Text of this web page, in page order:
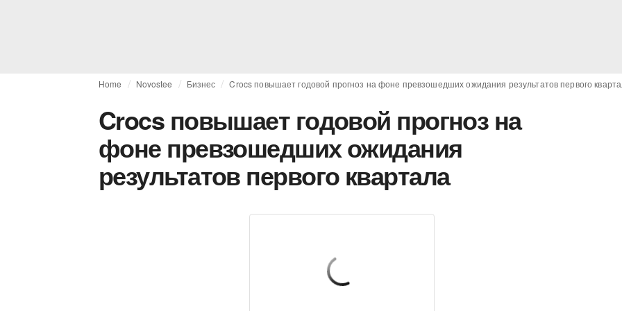
Home Novostee Бизнес Crocs повышает годовой прогноз на фоне превзошедших ожидания результатов первого
Crocs повышает годовой прогноз на
фоне превзошедших ожидания
результатов первого квартала